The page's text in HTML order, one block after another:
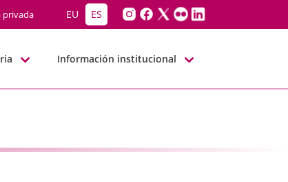
privada EU ES
Información institucional